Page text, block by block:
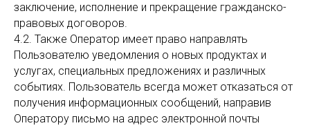
заключение, исполнение и прекращение гражданско-
правовых договоров.
4.2. Также Оператор имеет право направлять
Пользователю уведомления о новых продуктах и
услугах, специальных предложениях и различных
событиях. Пользователь всегда может отказаться от
получения информационных сообщений, направив
Оператору письмо на адрес электронной почты